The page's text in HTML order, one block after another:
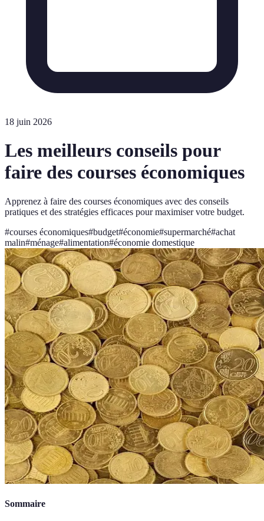
18 juin 2026
Les meilleurs conseils pour
faire des courses économiques
Apprenez à faire des courses économiques avec des conseils
pratiques et des stratégies efficaces pour maximiser votre budget.
#courses économiques#budget#économie#supermarché#achat
malin#ménage#alimentation#économie domestique
Sommaire